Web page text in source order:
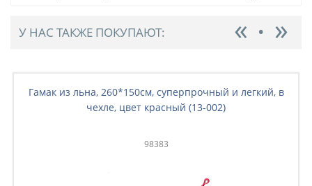
У НАС ТАКЖЕ ПОКУПАЮТ:
Гамак из льна, 260*150см, суперпрочный и легкий, в
чехле, цвет красный (13-002)
98383